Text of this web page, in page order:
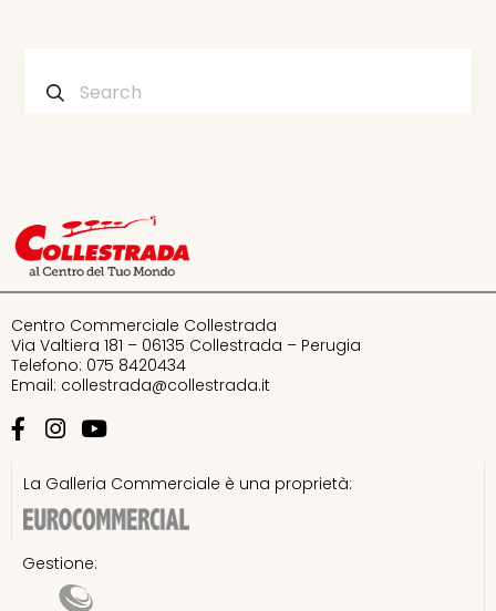
Bandito
Bata
Bershka
Calvin Klein
Chic accent – Samsonite Group
Doppio Malto
Centro Commerciale Collestrada
Via Valtiera 181 – 06135 Collestrada – Perugia
Telefono: 075 8420434
Email: collestrada@collestrada.it
La Galleria Commerciale è una proprietà:
Gestione: